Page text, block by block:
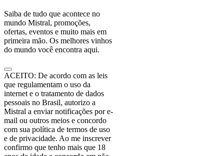
Saiba de tudo que acontece no
mundo Mistral, promoções,
ofertas, eventos e muito mais em
primeira mão. Os melhores vinhos
do mundo você encontra aqui.
ACEITO: De acordo com as leis
que regulamentam o uso da
internet e o tratamento de dados
pessoais no Brasil, autorizo a
Mistral a enviar notificações por e-
mail ou outros meios e concordo
com sua política de termos de uso
e de privacidade. Ao me inscrever
confirmo que tenho mais que 18